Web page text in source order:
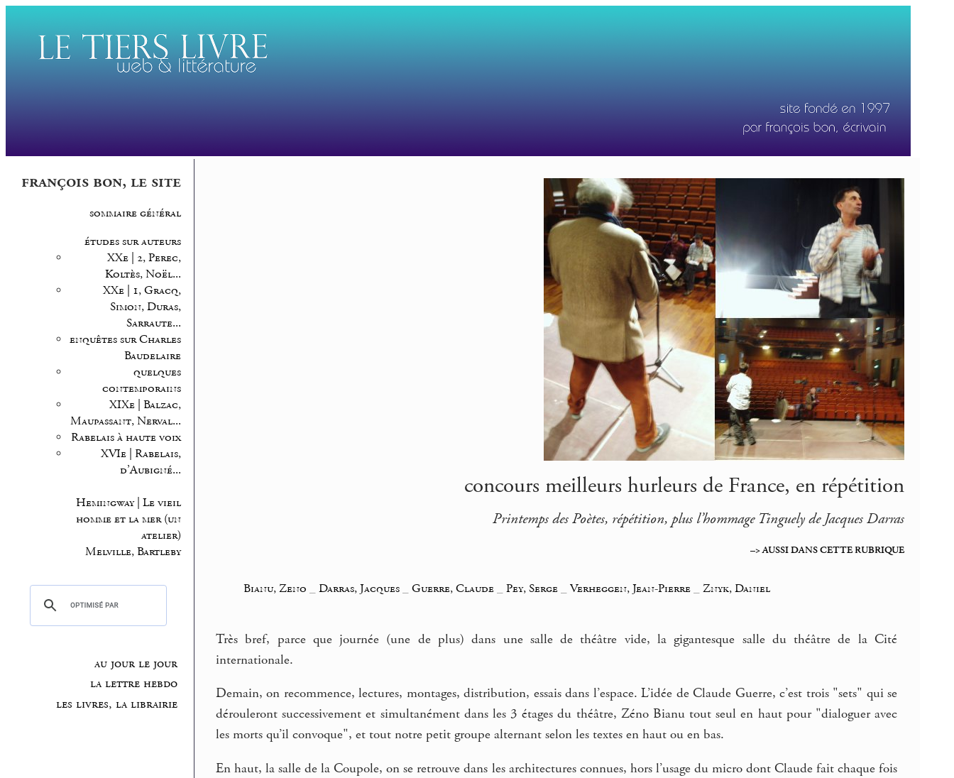
françois bon, le site
sommaire général
études sur auteurs
XXe | 2, Perec,
Koltès, Noël...
XXe | 1, Gracq,
Simon, Duras,
Sarraute...
enquêtes sur Charles
Baudelaire
quelques
contemporains
XIXe | Balzac,
Maupassant, Nerval...
Rabelais à haute voix
XVIe | Rabelais,
d’Aubigné...
Hemingway | Le vieil
homme et la mer (un
atelier)
Melville, Bartleby
au jour le jour
la lettre hebdo
les livres, la librairie
concours meilleurs hurleurs de France, en répétition
Printemps des Poètes, répétition, plus l’hommage Tinguely de Jacques Darras
–> AUSSI DANS CETTE RUBRIQUE
Bianu, Zeno _Darras, Jacques _Guerre, Claude _Pey, Serge _Verheggen, Jean-Pierre _Znyk, Daniel
Très bref, parce que journée (une de plus) dans une salle de théâtre vide, la gigantesque salle du théâtre de la Cité
internationale.
Demain, on recommence, lectures, montages, distribution, essais dans l’espace. L’idée de Claude Guerre, c’est trois "sets" qui se
dérouleront successivement et simultanément dans les 3 étages du théâtre, Zéno Bianu tout seul en haut pour "dialoguer avec
les morts qu’il convoque", et tout notre petit groupe alternant selon les textes en haut ou en bas.
En haut, la salle de la Coupole, on se retrouve dans les architectures connues, hors l’usage du micro dont Claude fait chaque fois